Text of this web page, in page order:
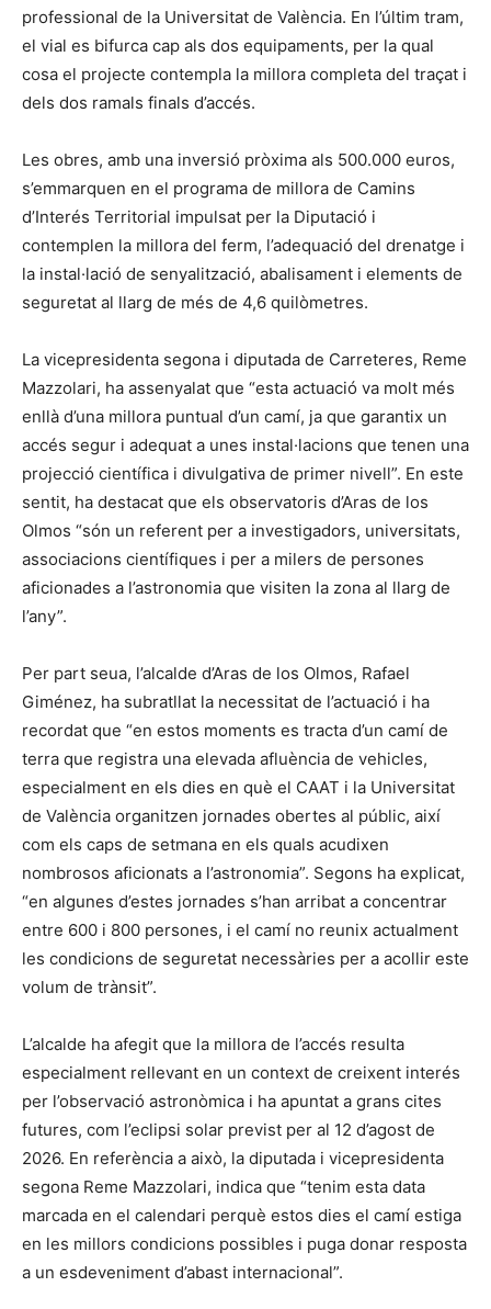
professional de la Universitat de València. En l’últim tram,
el vial es bifurca cap als dos equipaments, per la qual
cosa el projecte contempla la millora completa del traçat i
dels dos ramals finals d’accés.
Les obres, amb una inversió pròxima als 500.000 euros,
s’emmarquen en el programa de millora de Camins
d’Interés Territorial impulsat per la Diputació i
contemplen la millora del ferm, l’adequació del drenatge i
la instal·lació de senyalització, abalisament i elements de
seguretat al llarg de més de 4,6 quilòmetres.
La vicepresidenta segona i diputada de Carreteres, Reme
Mazzolari, ha assenyalat que “esta actuació va molt més
enllà d’una millora puntual d’un camí, ja que garantix un
accés segur i adequat a unes instal·lacions que tenen una
projecció científica i divulgativa de primer nivell”. En este
sentit, ha destacat que els observatoris d’Aras de los
Olmos “són un referent per a investigadors, universitats,
associacions científiques i per a milers de persones
aficionades a l’astronomia que visiten la zona al llarg de
l’any”.
Per part seua, l’alcalde d’Aras de los Olmos, Rafael
Giménez, ha subratllat la necessitat de l’actuació i ha
recordat que “en estos moments es tracta d’un camí de
terra que registra una elevada afluència de vehicles,
especialment en els dies en què el CAAT i la Universitat
de València organitzen jornades obertes al públic, així
com els caps de setmana en els quals acudixen
nombrosos aficionats a l’astronomia”. Segons ha explicat,
“en algunes d’estes jornades s’han arribat a concentrar
entre 600 i 800 persones, i el camí no reunix actualment
les condicions de seguretat necessàries per a acollir este
volum de trànsit”.
L’alcalde ha afegit que la millora de l’accés resulta
especialment rellevant en un context de creixent interés
per l’observació astronòmica i ha apuntat a grans cites
futures, com l’eclipsi solar previst per al 12 d’agost de
2026. En referència a això, la diputada i vicepresidenta
segona Reme Mazzolari, indica que “tenim esta data
marcada en el calendari perquè estos dies el camí estiga
en les millors condicions possibles i puga donar resposta
a un esdeveniment d’abast internacional”.